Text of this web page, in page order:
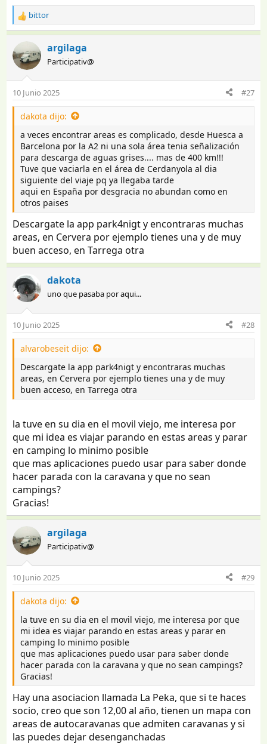
R
e
c
c
o
n
e
s
bittor
argilaga
Participativ@
10 Junio 2025 #27
dakota dijo:
a veces encontrar areas es complicado, desde Huesca a
Barcelona por la A2 ni una sola área tenia señalización
para descarga de aguas grises.... mas de 400 km!!!
Tuve que vaciarla en el área de Cerdanyola al dia
siguiente del viaje pq ya llegaba tarde
aqui en España por desgracia no abundan como en
otros paises
Descargate la app park4nigt y encontraras muchas
areas, en Cervera por ejemplo tienes una y de muy
buen acceso, en Tarrega otra
dakota
uno que pasaba por aqui...
10 Junio 2025 #28
alvarobeseit dijo:
Descargate la app park4nigt y encontraras muchas
areas, en Cervera por ejemplo tienes una y de muy
buen acceso, en Tarrega otra
la tuve en su dia en el movil viejo, me interesa por
que mi idea es viajar parando en estas areas y parar
en camping lo minimo posible
que mas aplicaciones puedo usar para saber donde
hacer parada con la caravana y que no sean
campings?
Gracias!
argilaga
Participativ@
10 Junio 2025 #29
dakota dijo:
la tuve en su dia en el movil viejo, me interesa por que
mi idea es viajar parando en estas areas y parar en
camping lo minimo posible
que mas aplicaciones puedo usar para saber donde
hacer parada con la caravana y que no sean campings?
Gracias!
Hay una asociacion llamada La Peka, que si te haces
socio, creo que son 12,00 al año, tienen un mapa con
areas de autocaravanas que admiten caravanas y si
las puedes dejar desenganchadas